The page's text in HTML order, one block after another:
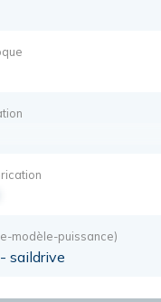
modèle-puissance)
saildrive